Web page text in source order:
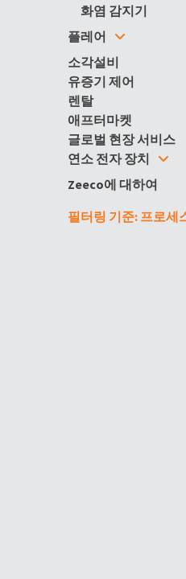
화염 감지기
플레어
소각설비
유증기 제어
렌탈
애프터마켓
글로벌 현장 서비스
연소 전자 장치
Zeeco에 대하여
필터링 기준: 프로세